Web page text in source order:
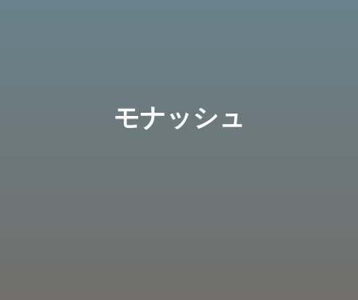
モナッシュ